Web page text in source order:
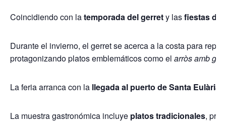
Coincidiendo con latemporada del gerrety lasfiestas de
Durante el invierno, el gerret se acerca a la costa para
protagonizando platos emblemáticos como el arròs amb
La feria arranca con la llegada al puerto de Santa Eulària
La muestra gastronómica incluye platos tradicionales,